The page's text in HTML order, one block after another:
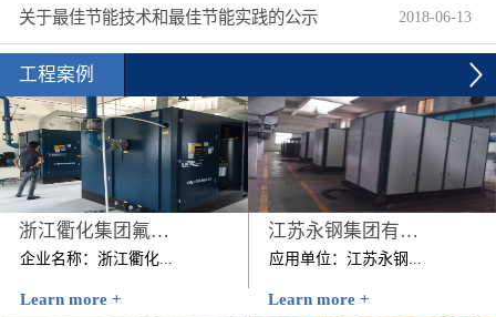
关于最佳节能技术和最佳节能实践的公示 2018-06-13
工程案例
浙江衢化集团氟化厂压缩空气系统节能改造项目
企业名称：浙江衢化...
Learn more +
江苏永钢集团有限公司
应用单位：江苏永钢...
Learn more +